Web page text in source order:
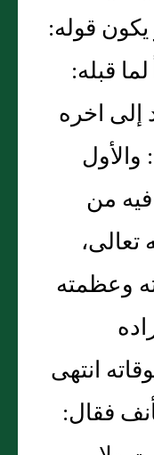
يكون قوله:
قبله:
إلى اخره
من
وعظمته
انتهى
فقال: